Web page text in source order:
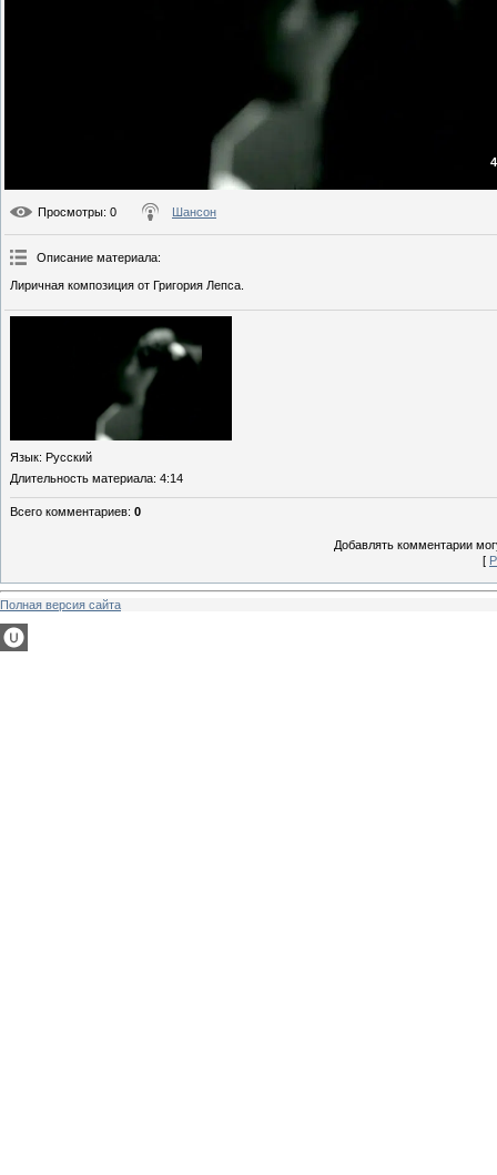
Просмотры: 0 Шансон
Описание материала:
Лиричная композиция от Григория Лепса.
Язык: Русский
Длительность материала: 4:14
Всего комментариев: 0
Добавлять комментарии
[
Полная версия сайта